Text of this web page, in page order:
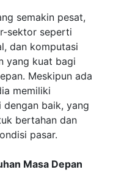
semakin pesat,
sektor seperti
dan komputasi
yang kuat bagi
Meskipun ada
memiliki
baik, yang
bertahan dan
pasar.
Masa Depan